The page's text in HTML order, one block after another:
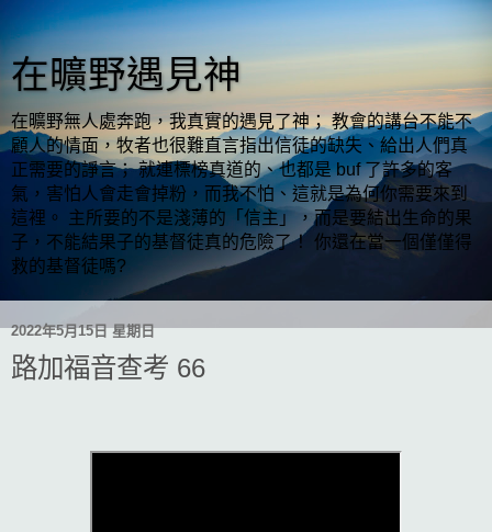
在曠野遇見神
在曠野無人處奔跑，我真實的遇見了神； 教會的講台不能不
顧人的情面，牧者也很難直言指出信徒的缺失、給出人們真
正需要的諍言； 就連標榜真道的、也都是 buf 了許多的客
氣，害怕人會走會掉粉，而我不怕、這就是為何你需要來到
這裡。 主所要的不是淺薄的「信主」，而是要結出生命的果
子，不能結果子的基督徒真的危險了！ 你還在當一個僅僅得
救的基督徒嗎?
2022年5月15日 星期日
路加福音查考 66